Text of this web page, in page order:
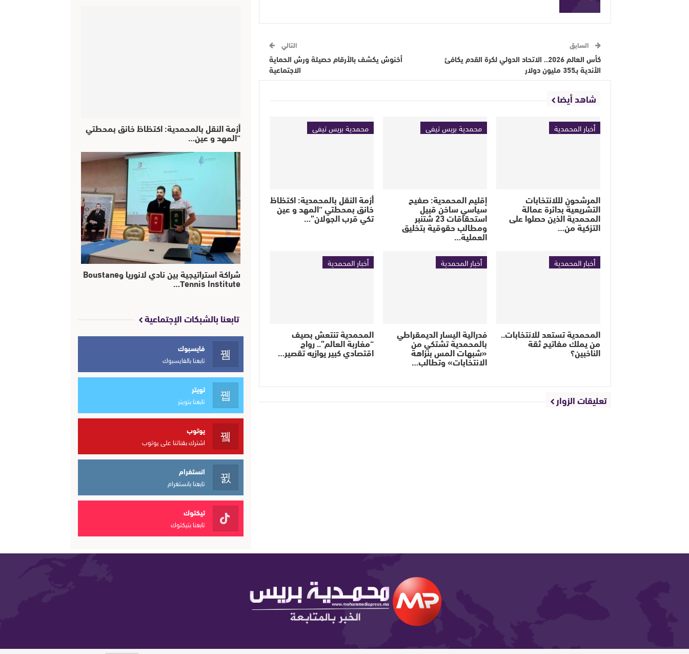
السابق
كأس العالم 2026.. الاتحاد الدولي لكرة القدم يكافئ
الأندية بـ355 مليون دولار
التالي
أخنوش يكشف بالأرقام حصيلة ورش الحماية
الاجتماعية
شاهد أيضا
أخبار المحمدية
المرشحون لللانتخابات
التشريعية بدائرة عمالة
المحمدية الذين حصلوا على
التزكية من…
محمدية بريس تيفي
إقليم المحمدية: صفيح
سياسي ساخن قبيل
استحقاقات 23 شتنبر
ومطالب حقوقية بتخليق
العملية…
محمدية بريس تيفي
أزمة النقل بالمحمدية: اكتظاظ
خانق بمحطتي “المهد و عين
تكي قرب الجولان”…
أخبار المحمدية
المحمدية تستعد للانتخابات..
من يملك مفاتيح ثقة
الناخبين؟
أخبار المحمدية
فدرالية اليسار الديمقراطي
بالمحمدية تشتكي من
«شبهات المس بنزاهة
الانتخابات» وتطالب…
أخبار المحمدية
المحمدية تنتعش بصيف
“مغاربة العالم”.. رواج
اقتصادي كبير يوازيه تقصير…
تعليقات الزوار
أزمة النقل بالمحمدية: اكتظاظ خانق بمحطتي
“المهد و عين…
شراكة استراتيجية بين نادي لانوريا وBoustane
Tennis Institute…
تابعنا بالشبكات الإجتماعية
فايسبوك
تابعنا بالفايسبوك
تويتر
تابعنا بتويتر
يوتوب
اشترك بقناتنا على يوتوب
انستغرام
تابعنا بانستغرام
تيكتوك
تابعنا بتيكتوك